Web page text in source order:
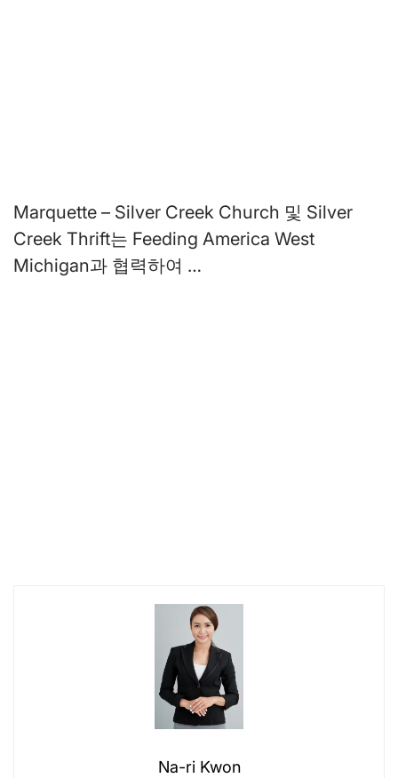
Marquette – Silver Creek Church 및 Silver
Creek Thrift는 Feeding America West
Michigan과 협력하여 …
Na-ri Kwon